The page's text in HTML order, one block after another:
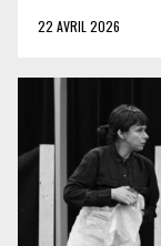
22 AVRIL 2026